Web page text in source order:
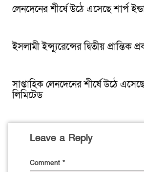
লেনদেনের শীর্ষে উঠে এসেছে শার্প
ইসলামী ইন্স্যুরেন্সের দ্বিতীয় প্রান্তিক
সাপ্তাহিক লেনদেনের শীর্ষে উঠে
লিমিটেড
Leave a Reply
Comment *